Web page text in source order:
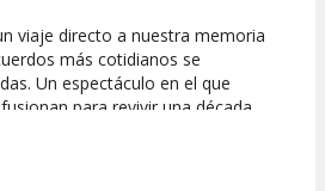
viaje directo a nuestra memoria
más cotidianos se
Un espectáculo en el que
para revivir una década
mucha interacción y momentos en
se ríe... también canta, baila y se